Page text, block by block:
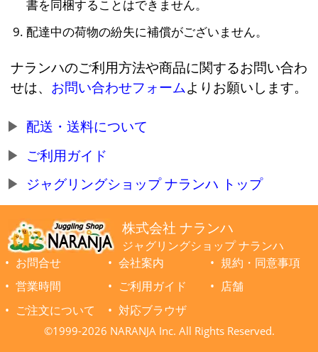
書を同梱することはできません。
配達中の荷物の紛失に補償がございません。
ナランハのご利用方法や商品に関するお問い合わ
せは、 お問い合わせフォームよりお願いします。
配送・送料について
ご利用ガイド
ジャグリングショップ ナランハ トップ
株式会社 ナランハ
ジャグリングショップ ナランハ
お問合せ
会社案内
規約・同意事項
営業時間
ご利用ガイド
店舗
ご注文について
対応ブラウザ
©1999-2026 NARANJA Inc. All Rights Reserved.